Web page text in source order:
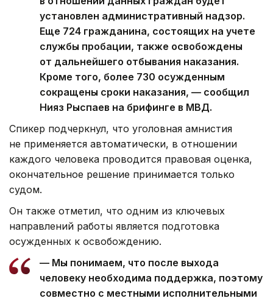
установлен административный надзор.
Еще 724 гражданина, состоящих на учете
службы пробации, также освобождены
от дальнейшего отбывания наказания.
Кроме того, более 730 осужденным
сокращены сроки наказания, — сообщил
Нияз Рыспаев на брифинге в МВД.
Спикер подчеркнул, что уголовная амнистия
не применяется автоматически, в отношении
каждого человека проводится правовая оценка,
окончательное решение принимается только
судом.
Он также отметил, что одним из ключевых
направлений работы является подготовка
осужденных к освобождению.
— Мы понимаем, что после выхода
человеку необходима поддержка, поэтому
совместно с местными исполнительными